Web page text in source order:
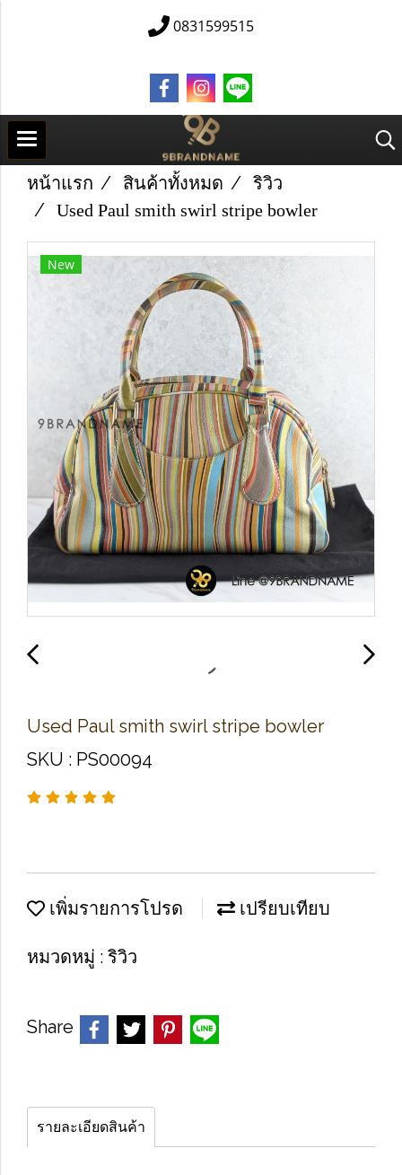
0831599515
หน้าแรก สินค้าทั้งหมด
ริวิว
Used Paul smith swirl stripe bowler
New
Used Paul smith swirl stripe bowler
SKU : PS00094
เพิ่มรายการโปรด เปรียบเทียบ
หมวดหมู่ : ริวิว
Share
รายละเอียดสินค้า